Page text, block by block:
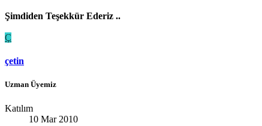
Şimdiden Teşekkür Ederiz ..
Ç
çetin
Uzman Üyemiz
Katılım
10 Mar 2010